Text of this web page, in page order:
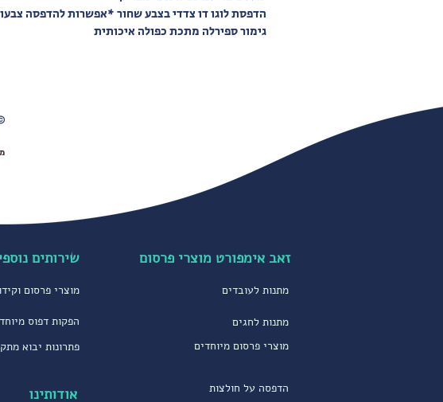
הדפסת לוגו דו צדדי בצבע שחור *אפשרות להדפסה
גימור ספירלה מתכת כפולה איכותית
מוצרי פרסום
הפקות דפוס
פתרונות יבוא
אודותינו
מתנות לעובדים
מתנות לחגים
מוצרי פרסום מיוחדים
הדפסה על חולצות
שירותים זאב אימפורט מוצרי פרסום